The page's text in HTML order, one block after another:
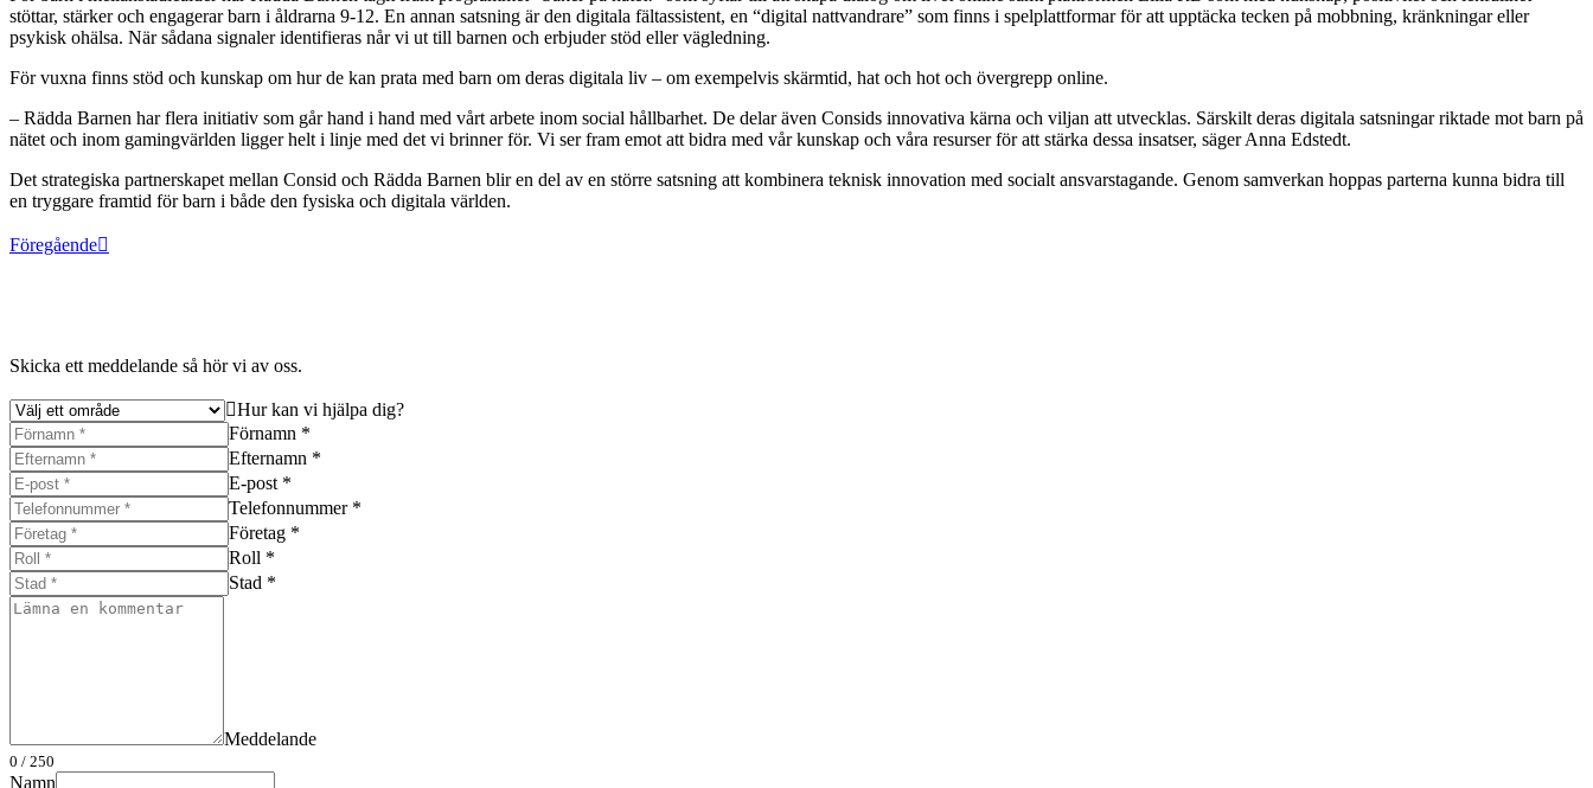
stöttar, stärker och engagerar barn i åldrarna 9-12. En annan satsning är den digitala fältassistent, en “digital nattvandrare” som finns i spelplattformar för att upptäcka tecken på mobbning, kränkningar eller
psykisk ohälsa. När sådana signaler identifieras når vi ut till barnen och erbjuder stöd eller vägledning.
För vuxna finns stöd och kunskap om hur de kan prata med barn om deras digitala liv – om exempelvis skärmtid, hat och hot och övergrepp online.
– Rädda Barnen har flera initiativ som går hand i hand med vårt arbete inom social hållbarhet. De delar även Consids innovativa kärna och viljan att utvecklas. Särskilt deras digitala satsningar riktade mot barn på
nätet och inom gamingvärlden ligger helt i linje med det vi brinner för. Vi ser fram emot att bidra med vår kunskap och våra resurser för att stärka dessa insatser, säger Anna Edstedt.
Det strategiska partnerskapet mellan Consid och Rädda Barnen blir en del av en större satsning att kombinera teknisk innovation med socialt ansvarstagande. Genom samverkan hoppas parterna kunna bidra till
en tryggare framtid för barn i både den fysiska och digitala världen.
Föregående
Skicka ett meddelande så hör vi av oss.
Hur kan vi hjälpa dig?
Förnamn *
Efternamn *
E-post *
Telefonnummer *
Företag *
Roll *
Stad *
Meddelande
0 / 250
Namn